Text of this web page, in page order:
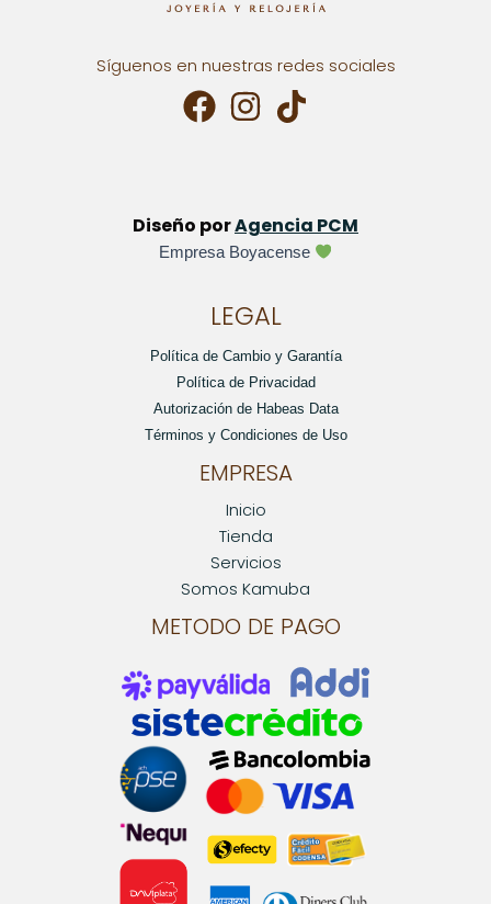
Síguenos en nuestras redes sociales
Diseño porAgencia PCM
Empresa Boyacense
LEGAL
Política de Cambio y Garantía
Política de Privacidad
Autorización de Habeas Data
Términos y Condiciones de Uso
EMPRESA
Inicio
Tienda
Servicios
Somos Kamuba
METODO DE PAGO